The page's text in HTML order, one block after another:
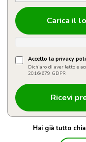
Carica il
Accetto la privacy
Dichiaro di aver letto e
2016/679 GDPR
Hai già tutto